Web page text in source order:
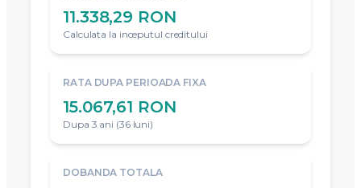
11.338,29 RON
Calculata la inceputul creditului
RATA DUPA PERIOADA FIXA
15.067,61 RON
Dupa 3 ani (36 luni)
DOBANDA TOTALA